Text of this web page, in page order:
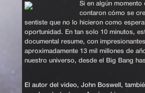
Si en algún momento
contaron cómo se
sentiste que no lo hicieron como
oportunidad. En tan solo 10 minutos,
documental resume, con
aproximadamente 13 mil millones de
nuestro universo, desde el Big Bang
El autor del video, John Boswell,